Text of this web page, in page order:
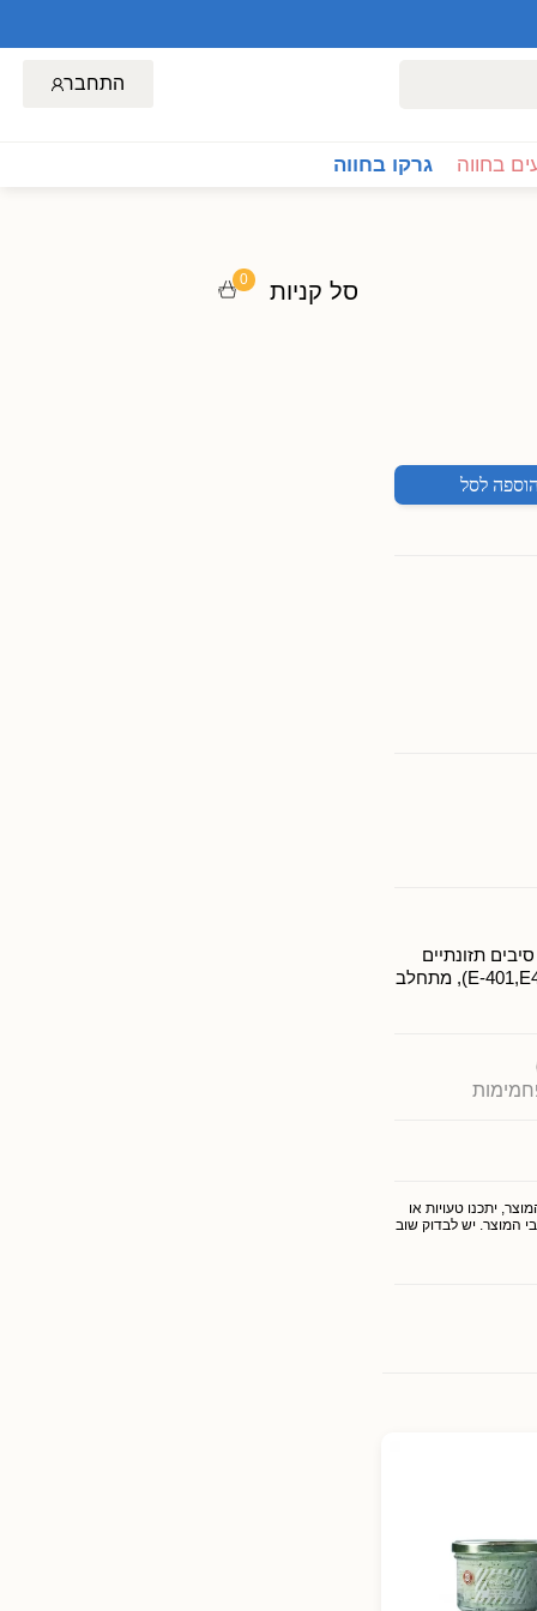
התחבר
בחווה גרקו בחווה
הוספה לסל
סוכר לבן, סיבים תזונתיים
(אינולין), קקאו (0.6%), סידן, מייצבים (E-401,E407), מתחלב
יתכנו טעויות או
המוצר. יש לבדוק שוב
סל קניות 0